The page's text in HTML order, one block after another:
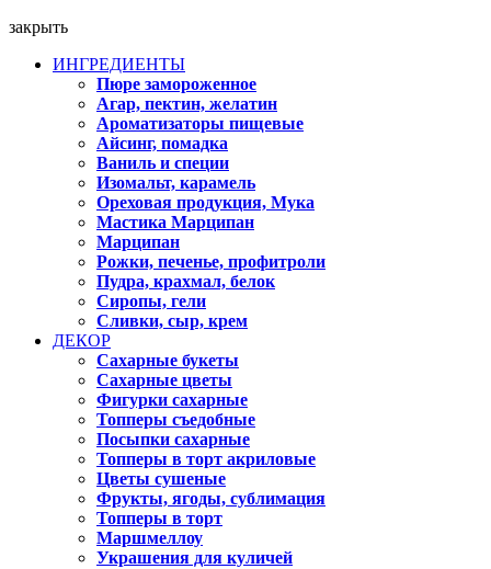
закрыть
ИНГРЕДИЕНТЫ
Пюре замороженное
Агар, пектин, желатин
Ароматизаторы пищевые
Айсинг, помадка
Ваниль и специи
Изомальт, карамель
Ореховая продукция, Мука
Мастика Марципан
Марципан
Рожки, печенье, профитроли
Пудра, крахмал, белок
Сиропы, гели
Сливки, сыр, крем
ДЕКОР
Сахарные букеты
Сахарные цветы
Фигурки сахарные
Топперы съедобные
Посыпки сахарные
Топперы в торт акриловые
Цветы сушеные
Фрукты, ягоды, сублимация
Топперы в торт
Маршмеллоу
Украшения для куличей